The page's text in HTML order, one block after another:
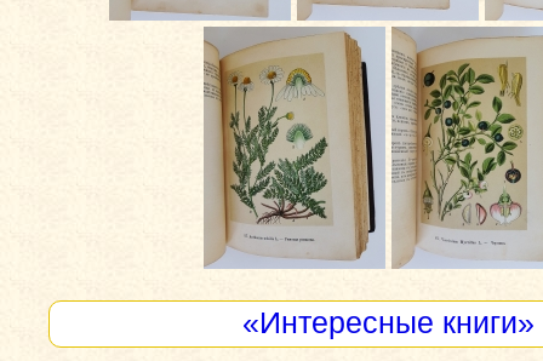
«Интересные книги»